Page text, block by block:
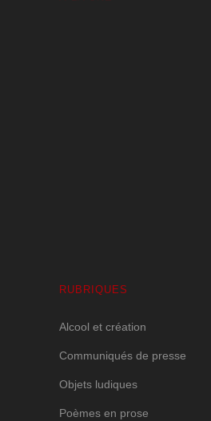
RUBRIQUES
Alcool et création
Communiqués de presse
Objets ludiques
Poèmes en prose